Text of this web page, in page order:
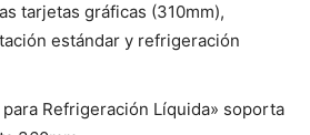
tarjetas gráficas (310mm),
estándar y refrigeración
para Refrigeración Líquida» soporta